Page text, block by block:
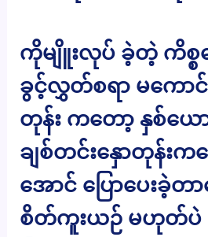
ကိုမျိူးလုပ် ခဲ့တဲ့ ကိစ္
ခွင့်လွှတ်စရာ မကောင်
တုန်း ကတော့ နှစ်
ချစ်တင်းနှောတုန်း
အောင် ပြောပေးခဲ့
စိတ်ကူးယဉ် မဟုတ်